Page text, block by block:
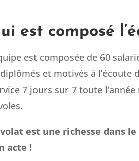
est composé
est composée de 60
et motivés à l’écoute
7 jours sur 7 toute
est une richesse dans
acte !